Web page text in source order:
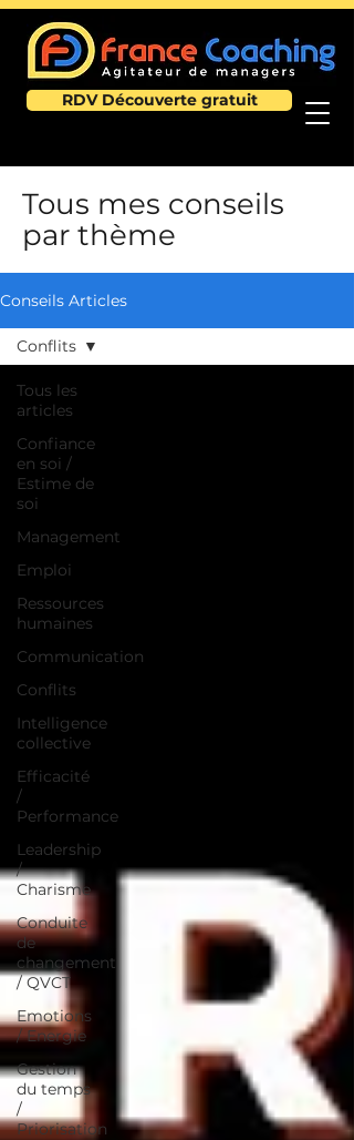
RDV Découverte gratuit
Tous mes conseils
par thème
Conseils Articles
Tous les
articles
Confiance
en soi /
Estime de
soi
Management
Emploi
Ressources
humaines
Communication
Conflits
Intelligence
collective
Efficacité
/
Performance
Leadership
/
Charisme
Conduite
de
changement
/ QVCT
Emotions
/ Energie
Gestion
du temps
/
Priorisation
Conflits